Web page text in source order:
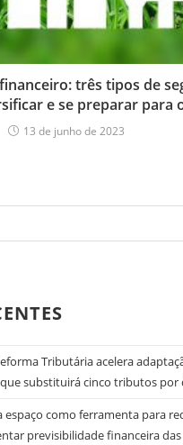
três tipos de
e se preparar para
13 de junho de 2023
Tributária acelera
substituirá cinco tributos por
espaço como ferramenta para
previsibilidade financeira